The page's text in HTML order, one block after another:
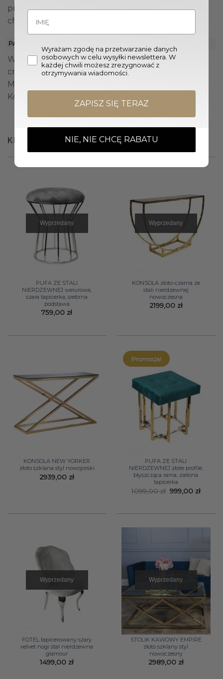
przytulnych jadalniach, dodając im wyjątkowego
charakteru.
PARAMETRY
Wymiary stolika kawowego (Śr. x W.) 120 / 140 x 75
cm
Materiał: Drewno, Marmur
Kolor: Do wyboru
KLIENCI OGLĄDALI RÓWNIEŻ
Wyprzedany
PUFA ZE STALI
NIERDZEWNEJ welurowa,
szara tapicerka, srebrna
podstawa
759,00 zł
Wyprzedany
KONSOLA złoto-czarna ze
stali nierdzewnej
nowoczesna
2199,00 zł
KONSOLA NEW YORKER
złoto szklana styl nowojorski
2939,00 zł
Promocja!
PUFA ZE STALI
NIERDZEWNEJ złote profile,
błyszcząca rama, zielona
tapicerka
1099,00zł Pierwotna
cena
999,00 zł
Wyprzedany
FOTEL tapicerowany szary
velvet nogi stal nierdzewna
glamour
1499,00 zł
Wyprzedany
STOLIK KAWOWY EMPIRE
złoto szklany styl
nowoczesny
2989,00 zł
Wyrażam zgodę na przetwarzanie danych
osobowych w celu wysyłki newslettera. W
każdej chwili możesz zrezygnować z
otrzymywania wiadomości.
ZAPISZ SIĘ TERAZ
NIE, NIE CHCĘ RABATU